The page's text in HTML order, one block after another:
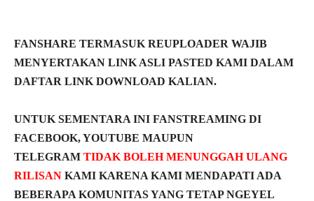
FANSHARE TERMASUK REUPLOADER WAJIB
MENYERTAKAN LINK ASLI PASTED KAMI DALAM
DAFTAR LINK DOWNLOAD KALIAN.
UNTUK SEMENTARA INI FANSTREAMING DI
FACEBOOK, YOUTUBE MAUPUN
TELEGRAM TIDAK BOLEH MENUNGGAH ULANG
RILISAN KAMI KARENA KAMI MENDAPATI ADA
BEBERAPA KOMUNITAS YANG TETAP NGEYEL